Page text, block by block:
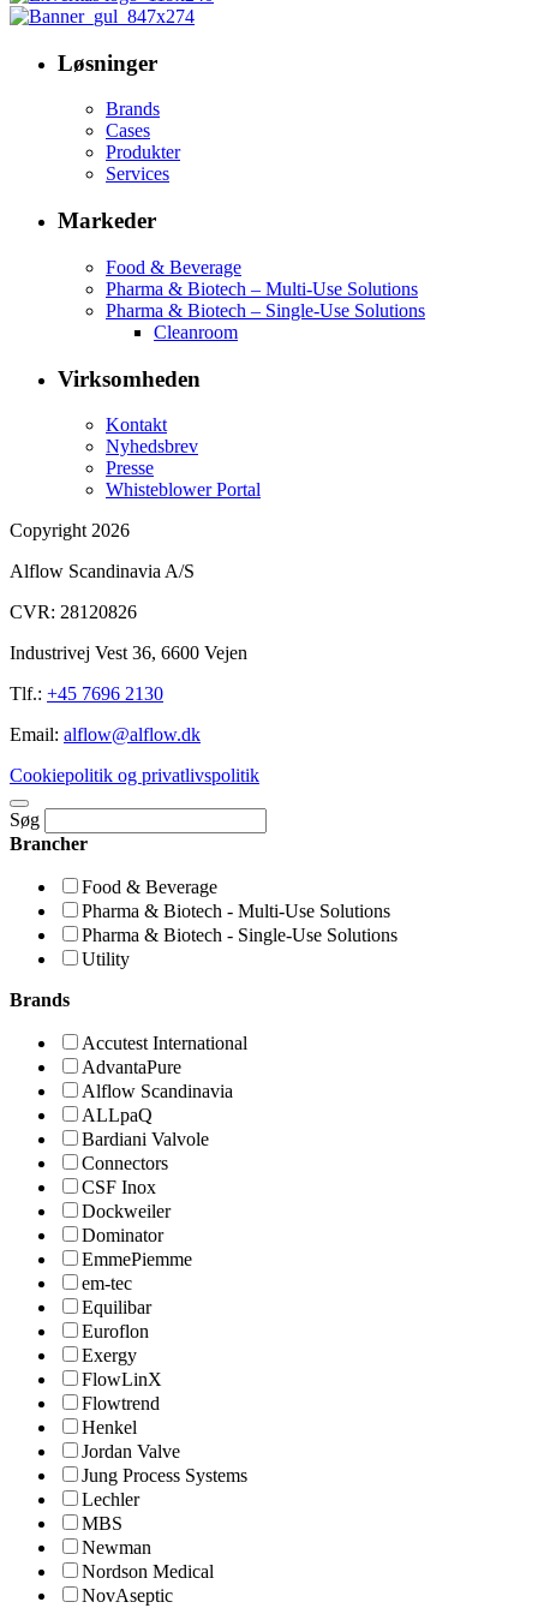
Løsninger
Brands
Cases
Produkter
Services
Markeder
Food & Beverage
Pharma & Biotech – Multi-Use Solutions
Pharma & Biotech – Single-Use Solutions
Cleanroom
Virksomheden
Kontakt
Nyhedsbrev
Presse
Whisteblower Portal
Copyright 2026
Alflow Scandinavia A/S
CVR: 28120826
Industrivej Vest 36, 6600 Vejen
Tlf.: +45 7696 2130
Email: alflow@alflow.dk
Cookiepolitik og privatlivspolitik
Søg
Brancher
Food & Beverage
Pharma & Biotech - Multi-Use Solutions
Pharma & Biotech - Single-Use Solutions
Utility
Brands
Accutest International
AdvantaPure
Alflow Scandinavia
ALLpaQ
Bardiani Valvole
Connectors
CSF Inox
Dockweiler
Dominator
EmmePiemme
em-tec
Equilibar
Euroflon
Exergy
FlowLinX
Flowtrend
Henkel
Jordan Valve
Jung Process Systems
Lechler
MBS
Newman
Nordson Medical
NovAseptic